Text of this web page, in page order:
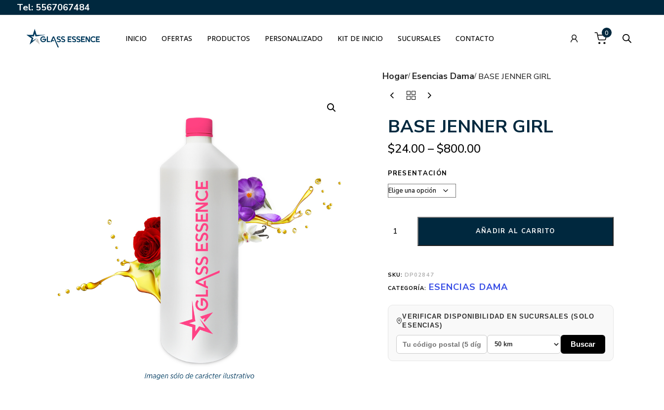
Tel: 5567067484
INICIO OFERTAS PRODUCTOS PERSONALIZADO KIT DE INICIO SUCURSALES CONTACTO
0
Hogar Esencias Dama BASE JENNER GIRL
BASE JENNER GIRL
$24.00 – $800.00
PRESENTACIÓN
AÑADIR AL CARRITO
SKU: DP02847
CATEGORÍA: ESENCIAS DAMA
VERIFICAR DISPONIBILIDAD EN SUCURSALES (SOLO
ESENCIAS)
Buscar